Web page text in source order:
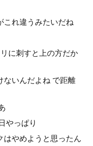
これ違うみたいだね
に刺すと上の方だか
ないんだよね で距離
やっぱり
はやめようと思ったん